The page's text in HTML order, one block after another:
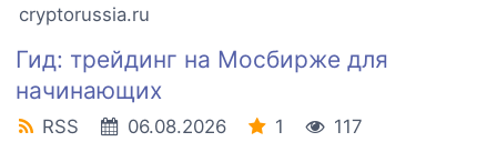
cryptorussia.ru
Гид: трейдинг на Мосбирже для
начинающих
RSS 06.08.2026 1
117